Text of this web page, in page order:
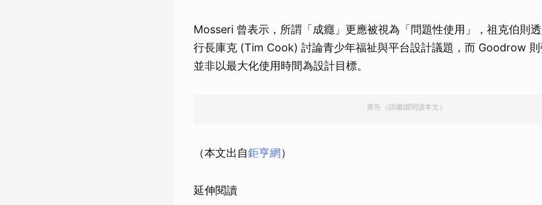
Mosseri 曾表示，所謂「成癮」更應被視為「問題性使用」，祖克伯則
行長庫克 (Tim Cook) 討論青少年福祉與平台設計議題，而 Goodrow
並非以最大化使用時間為設計目標。
廣告（請繼續閱讀本文）
（本文出自鉅亨網）
延伸閱讀